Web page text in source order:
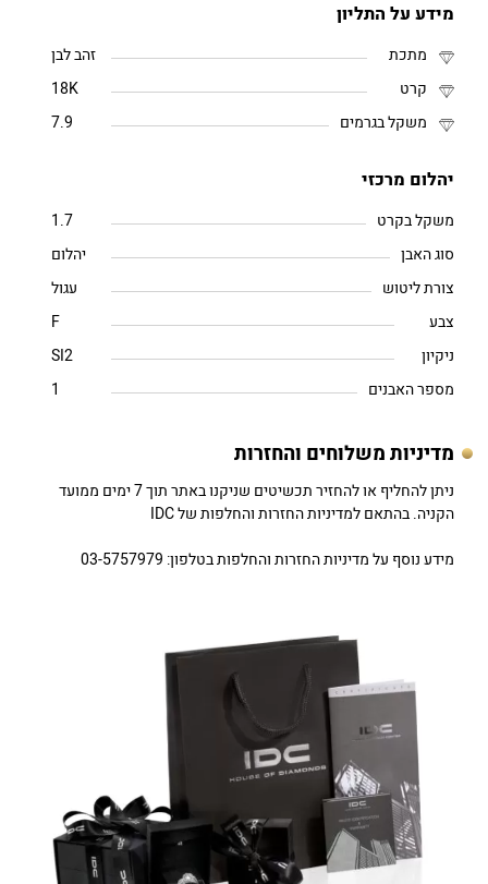
מידע על התליון
מתכת
זהב לבן
קרט
18K
משקל בגרמים
7.9
יהלום מרכזי
משקל בקרט
1.7
סוג האבן
יהלום
צורת ליטוש
עגול
צבע
F
ניקיון
SI2
מספר האבנים
1
מדיניות משלוחים והחזרות
ניתן להחליף או להחזיר תכשיטים שניקנו באתר תוך 7 ימים ממועד
הקניה. בהתאם למדיניות החזרות והחלפות של IDC
מידע נוסף על מדיניות החזרות והחלפות בטלפון: 03-5757979